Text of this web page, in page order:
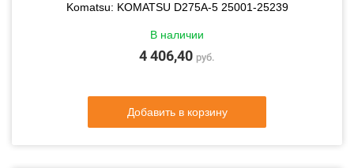
Komatsu: KOMATSU D275A-5 25001-25239
В наличии
4 406,40 руб.
Добавить в корзину